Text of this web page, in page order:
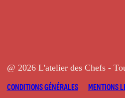
@ 2026 L'atelier des Chefs -
CONDITIONS GÉNÉRALES
MENTIONS